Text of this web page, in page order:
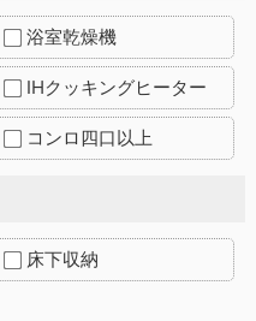
浴室乾燥機
IHクッキングヒーター
コンロ四口以上
床下収納